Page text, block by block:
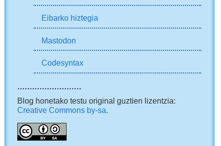
Eibarko hiztegia
Mastodon
Codesyntax
..........................
Blog honetako testu original guztien lizentzia:
Creative Commons by-sa.